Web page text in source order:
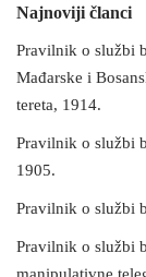
Najnoviji članci
Pravilnik o službi
Mađarske i
tereta, 1914.
Pravilnik o službi
1905.
Pravilnik o službi
Pravilnik o službi